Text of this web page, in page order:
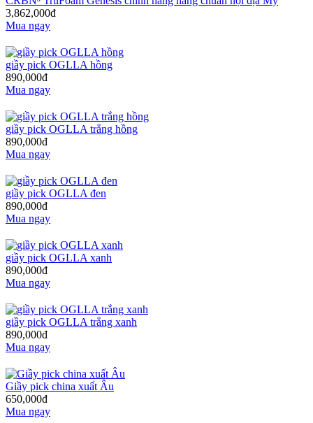
3,862,000đ
Mua ngay
giầy pick OGLLA hồng
890,000đ
Mua ngay
giầy pick OGLLA trắng hồng
890,000đ
Mua ngay
giầy pick OGLLA đen
890,000đ
Mua ngay
giầy pick OGLLA xanh
890,000đ
Mua ngay
giầy pick OGLLA trắng xanh
890,000đ
Mua ngay
Giầy pick china xuất Âu
650,000đ
Mua ngay